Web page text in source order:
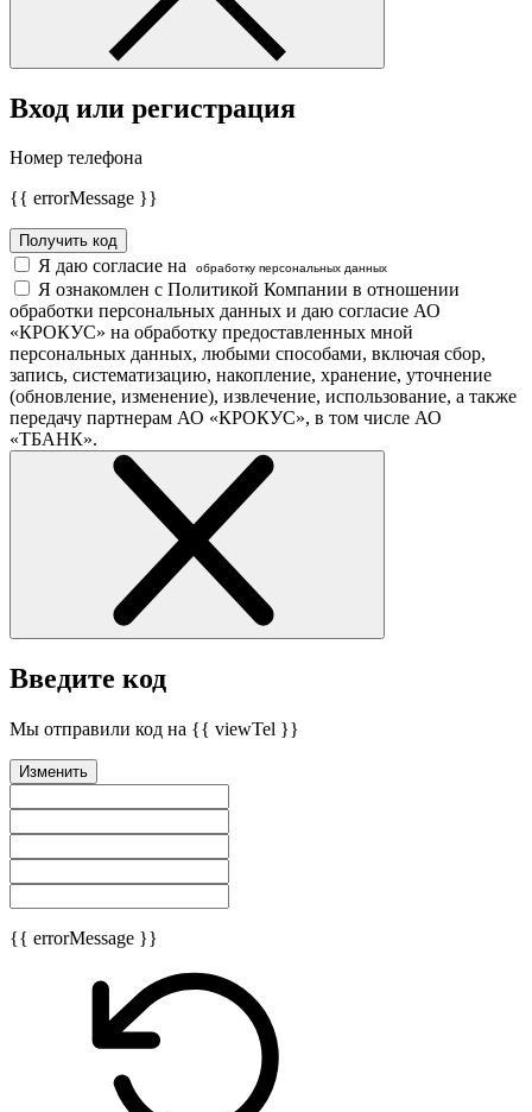
Вход или регистрация
Номер телефона
{{ errorMessage }}
Получить код
Я даю согласие на обработку персональных данных
Я ознакомлен с Политикой Компании в отношении
обработки персональных данных и даю согласие АО
«КРОКУС» на обработку предоставленных мной
персональных данных, любыми способами, включая сбор,
запись, систематизацию, накопление, хранение, уточнение
(обновление, изменение), извлечение, использование, а также
передачу партнерам АО «КРОКУС», в том числе АО
«ТБАНК».
Введите код
Мы отправили код на {{ viewTel }}
Изменить
{{ errorMessage }}